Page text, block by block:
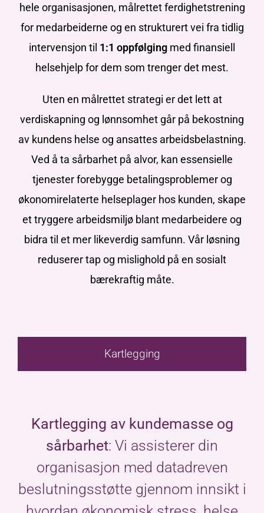
hele organisasjonen, målrettet ferdighetstrening
for medarbeiderne og en strukturert vei fra tidlig
intervensjon til 1:1 oppfølging med finansiell
helsehjelp for dem som trenger det mest.
Uten en målrettet strategi er det lett at
verdiskapning og lønnsomhet går på bekostning
av kundens helse og ansattes arbeidsbelastning.
Ved å ta sårbarhet på alvor, kan essensielle
tjenester forebygge betalingsproblemer og
økonomirelaterte helseplager hos kunden, skape
et tryggere arbeidsmiljø blant medarbeidere og
bidra til et mer likeverdig samfunn. Vår løsning
reduserer tap og mislighold på en sosialt
bærekraftig måte.
Kartlegging
Kartlegging av kundemasse og
sårbarhet: Vi assisterer din
organisasjon med datadreven
beslutningsstøtte gjennom innsikt i